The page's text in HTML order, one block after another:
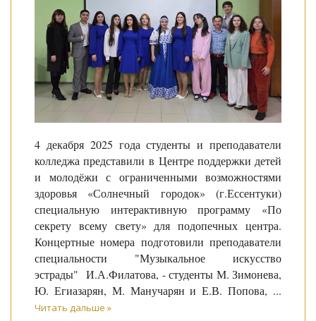
4 декабря 2025 года студенты и преподаватели
колледжа представили в Центре поддержки детей
и молодёжи с ограниченными возможностями
здоровья «Солнечный городок» (г.Ессентуки)
специальную интерактивную программу «По
секрету всему свету» для подопечных центра.
Концертные номера подготовили преподаватели
специальности "Музыкальное искусство
эстрады" И.А.Филатова, - студенты М. Зимонева,
Ю. Егиазарян, М. Манучарян и Е.В. Попова, ...
Читать дальше »